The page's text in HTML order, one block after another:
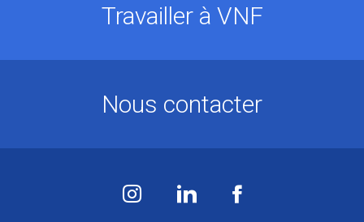
Travailler à VNF
Nous contacter